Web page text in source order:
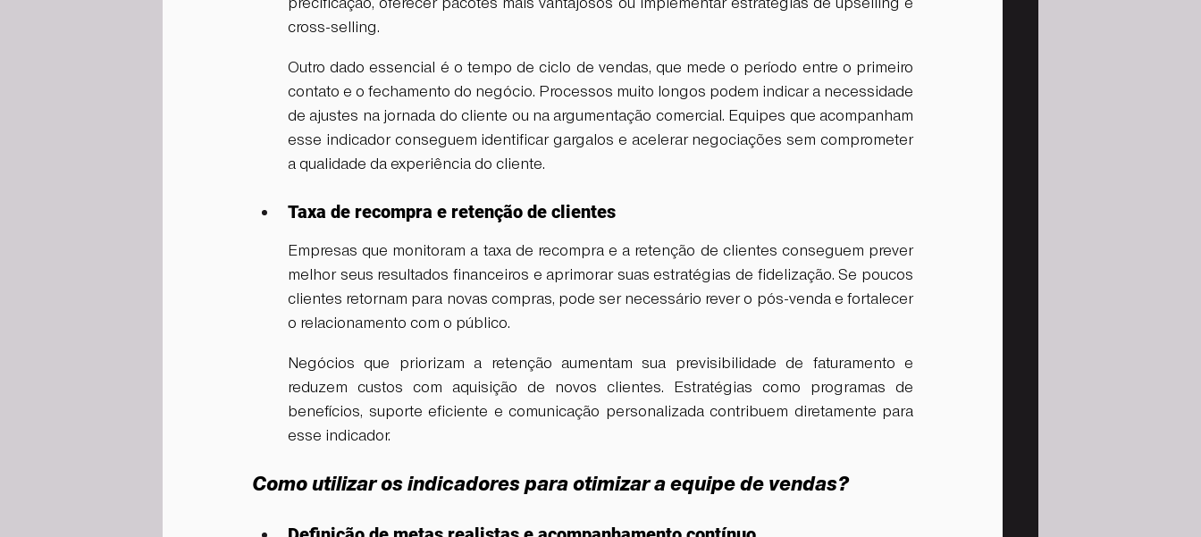
precificação, oferecer pacotes mais vantajosos ou implementar estratégias de upselling e
cross-selling.
Outro dado essencial é o tempo de ciclo de vendas, que mede o período entre o primeiro
contato e o fechamento do negócio. Processos muito longos podem indicar a necessidade
de ajustes na jornada do cliente ou na argumentação comercial. Equipes que acompanham
esse indicador conseguem identificar gargalos e acelerar negociações sem comprometer
a qualidade da experiência do cliente.
Taxa de recompra e retenção de clientes
Empresas que monitoram a taxa de recompra e a retenção de clientes conseguem prever
melhor seus resultados financeiros e aprimorar suas estratégias de fidelização. Se poucos
clientes retornam para novas compras, pode ser necessário rever o pós-venda e fortalecer
o relacionamento com o público.
Negócios que priorizam a retenção aumentam sua previsibilidade de faturamento e
reduzem custos com aquisição de novos clientes. Estratégias como programas de
benefícios, suporte eficiente e comunicação personalizada contribuem diretamente para
esse indicador.
Como utilizar os indicadores para otimizar a equipe de vendas?